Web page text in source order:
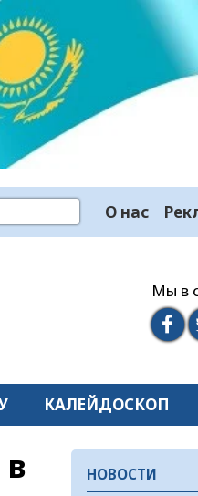
О нас
Мы в
КАЛЕЙДОСКОП
НОВОСТИ